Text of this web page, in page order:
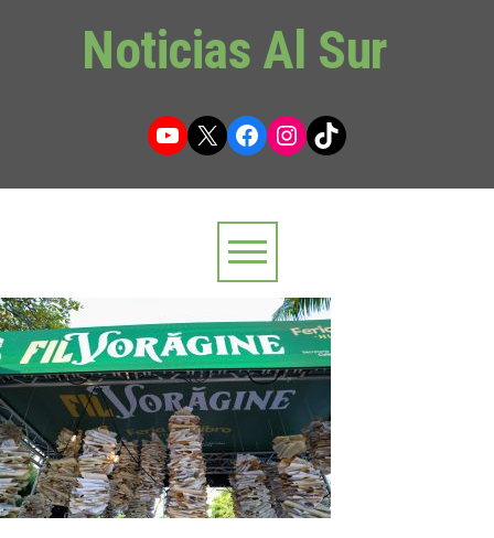
Noticias Al Sur
YouTube
X Facebook
Instagram
TikTok